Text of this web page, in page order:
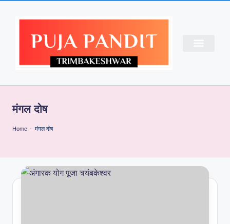
मंगल दोष
Home - मंगल दोष